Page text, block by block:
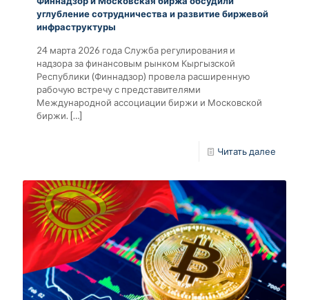
углубление сотрудничества и развитие биржевой
инфраструктуры
24 марта 2026 года Служба регулирования и
надзора за финансовым рынком Кыргызской
Республики (Финнадзор) провела расширенную
рабочую встречу с представителями
Международной ассоциации биржи и Московской
биржи. […]
Читать далее